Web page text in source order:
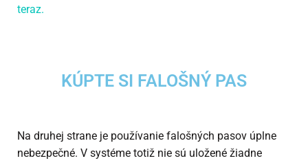
teraz.
KÚPTE SI FALOŠNÝ PAS
Na druhej strane je používanie falošných pasov úplne
nebezpečné. V systéme totiž nie sú uložené žiadne